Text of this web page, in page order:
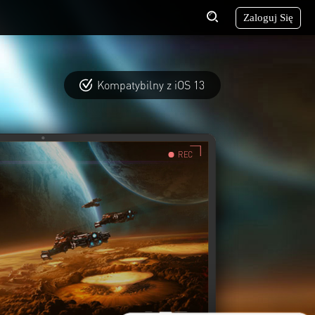
Zaloguj Się
Kompatybilny z iOS 13
REC
WYBIERZ SWÓJ JĘZYK
Polityka prywatności
Wykorzystanie cookie